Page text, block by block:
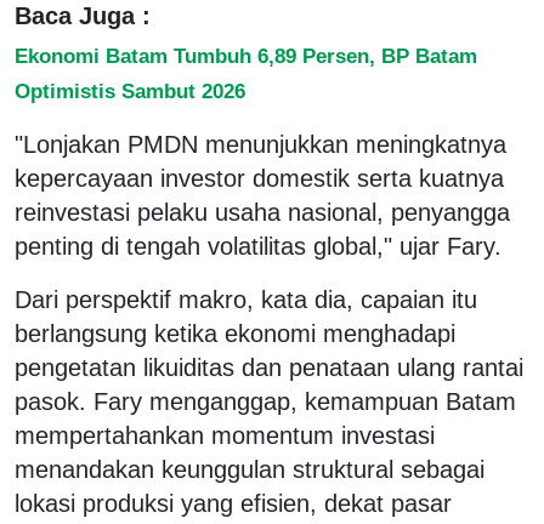
Baca Juga :
Ekonomi Batam Tumbuh 6,89 Persen, BP Batam
Optimistis Sambut 2026
"Lonjakan PMDN menunjukkan meningkatnya
kepercayaan investor domestik serta kuatnya
reinvestasi pelaku usaha nasional, penyangga
penting di tengah volatilitas global," ujar Fary.
Dari perspektif makro, kata dia, capaian itu
berlangsung ketika ekonomi menghadapi
pengetatan likuiditas dan penataan ulang rantai
pasok. Fary menganggap, kemampuan Batam
mempertahankan momentum investasi
menandakan keunggulan struktural sebagai
lokasi produksi yang efisien, dekat pasar